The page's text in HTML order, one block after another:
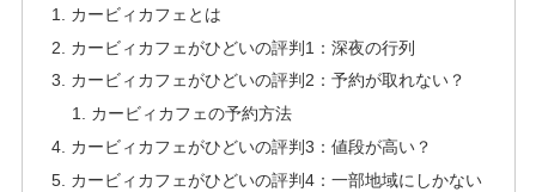
カービィカフェとは
カービィカフェがひどいの評判1：深夜の行列
カービィカフェがひどいの評判2：予約が取れない？
カービィカフェの予約方法
カービィカフェがひどいの評判3：値段が高い？
カービィカフェがひどいの評判4：一部地域にしかない